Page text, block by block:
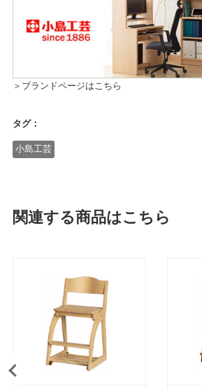
＞ブランドページはこちら
タグ：
小島工芸
関連する商品はこちら